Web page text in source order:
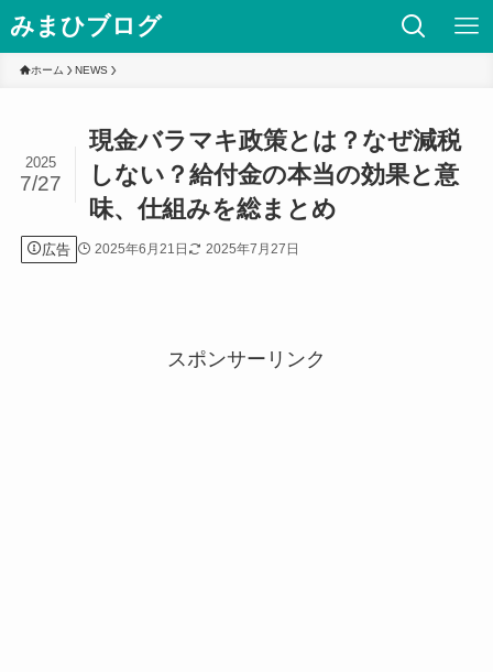
みまひブログ
ホーム NEWS
現金バラマキ政策とは？なぜ減税
しない？給付金の本当の効果と意
味、仕組みを総まとめ
2025
7/27
広告 2025年6月21日 2025年7月27日
スポンサーリンク